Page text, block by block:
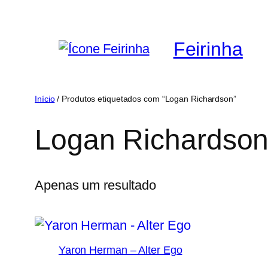
Feirinha
Início/ Produtos etiquetados com “Logan Richardson”
Logan Richardson
Apenas um resultado
Yaron Herman – Alter Ego